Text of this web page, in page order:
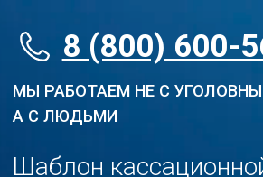
Шаблон кассационной жалобы:
может стоить вам свободы?
МЫ РАБОТАЕМ НЕ С УГОЛОВНЫМИ ДЕЛАМИ,
А С ЛЮДЬМИ
8 (800) 600-56-69